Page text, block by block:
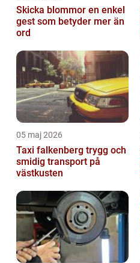
Skicka blommor en enkel
gest som betyder mer än
ord
05 maj 2026
Taxi falkenberg trygg och
smidig transport på
västkusten